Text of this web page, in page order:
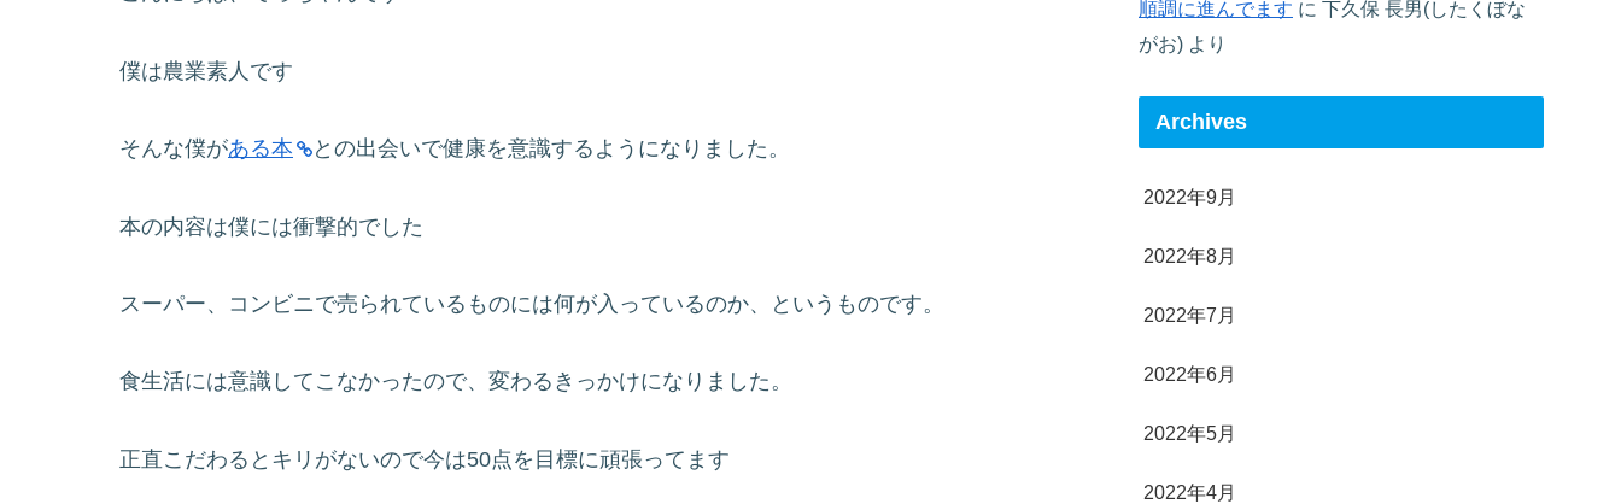
僕は農業素人です
そんな僕がある本 との出会いで健康を意識するようになりました。
本の内容は僕には衝撃的でした
スーパー、コンビニで売られているものには何が入っているのか、というものです。
食生活には意識してこなかったので、変わるきっかけになりました。
正直こだわるとキリがないので今は50点を目標に頑張ってます
順調に進んでます に 下久保 長男(したくぼな
がお) より
Archives
2022年9月
2022年8月
2022年7月
2022年6月
2022年5月
2022年4月